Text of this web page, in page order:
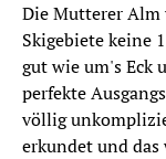
Die Mutterer Alm
Skigebiete keine
gut wie um's Eck
perfekte
völlig
erkundet und